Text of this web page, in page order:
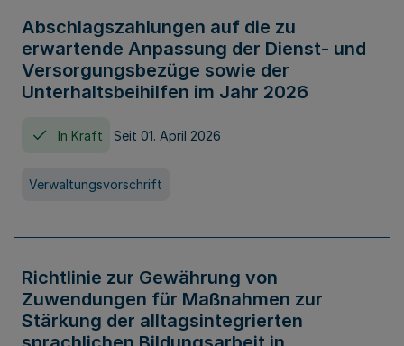
Abschlagszahlungen auf die zu
erwartende Anpassung der Dienst- und
Versorgungsbezüge sowie der
Unterhaltsbeihilfen im Jahr 2026
In Kraft Seit 01. April 2026
Verwaltungsvorschrift
Richtlinie zur Gewährung von
Zuwendungen für Maßnahmen zur
Stärkung der alltagsintegrierten